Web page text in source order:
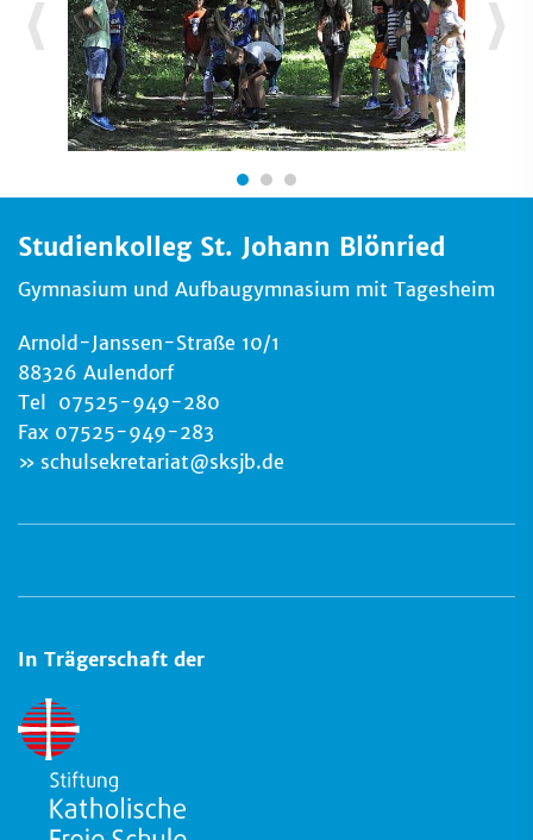
Studienkolleg St. Johann Blönried
Gymnasium und Aufbaugymnasium mit Tagesheim
Arnold-Janssen-Straße 10/1
88326 Aulendorf
Tel 07525-949-280
Fax 07525-949-283
schulsekretariat@sksjb.de
In Trägerschaft der